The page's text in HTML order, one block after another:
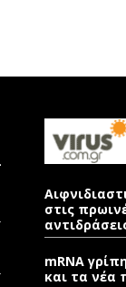
στις
mRNA
και τα νέα